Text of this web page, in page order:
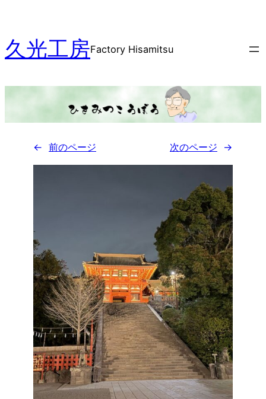
を
ス
ッ
久光工房Factory Hisamitsu
← 前のページ 次のページ →